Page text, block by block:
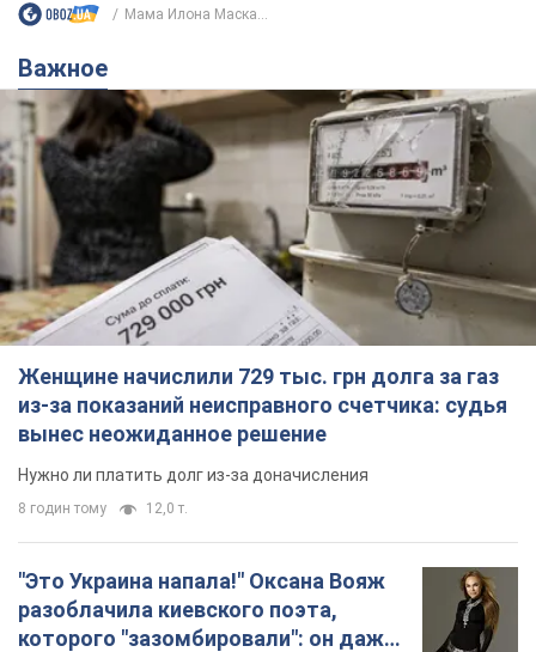
Мама Илона Маска...
Важное
Женщине начислили 729 тыс. грн долга за газ
из-за показаний неисправного счетчика: судья
вынес неожиданное решение
Нужно ли платить долг из-за доначисления
8 годин тому 12,0 т.
"Это Украина напала!" Оксана Вояж
разоблачила киевского поэта,
которого "зазомбировали": он даже